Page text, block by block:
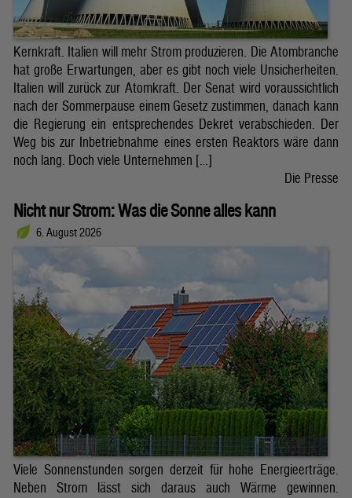
Kernkraft. Italien will mehr Strom produzieren. Die Atombranche
hat große Erwartungen, aber es gibt noch viele Unsicherheiten.
Italien will zurück zur Atomkraft. Der Senat wird voraussichtlich
nach der Sommerpause einem Gesetz zustimmen, danach kann
die Regierung ein entsprechendes Dekret verabschieden. Der
Weg bis zur Inbetriebnahme eines ersten Reaktors wäre dann
noch lang. Doch viele Unternehmen […]
Die Presse
Nicht nur Strom: Was die Sonne alles kann
6. August 2026
Viele Sonnenstunden sorgen derzeit für hohe Energieerträge.
Neben Strom lässt sich daraus auch Wärme gewinnen.